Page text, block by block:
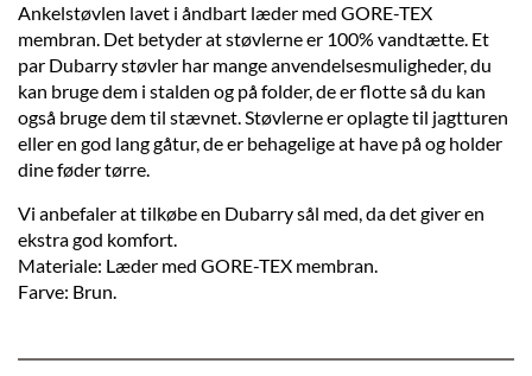
Ankelstøvlen lavet i åndbart læder med GORE-TEX
membran. Det betyder at støvlerne er 100% vandtætte. Et
par Dubarry støvler har mange anvendelsesmuligheder, du
kan bruge dem i stalden og på folder, de er flotte så du kan
også bruge dem til stævnet. Støvlerne er oplagte til jagtturen
eller en god lang gåtur, de er behagelige at have på og holder
dine føder tørre.
Vi anbefaler at tilkøbe en Dubarry sål med, da det giver en
ekstra god komfort.
Materiale: Læder med GORE-TEX membran.
Farve: Brun.